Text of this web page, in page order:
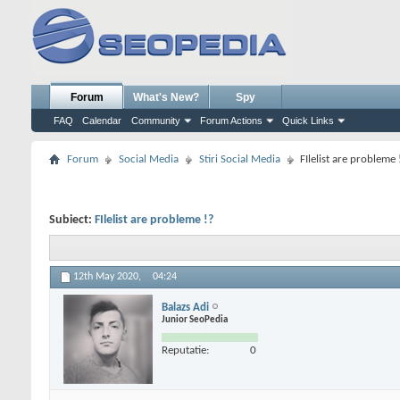
Forum
FAQ Calendar Community Forum Actions Quick Links
What's New? Spy
Forum Social Media Stiri Social Media FIlelist are probleme
Subiect: FIlelist are probleme !?
12th May 2020, 04:24
Balazs Adi
Junior SeoPedia
Reputatie: 0